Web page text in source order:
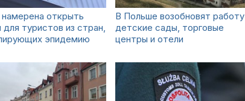
открыть
для туристов из стран,
эпидемию
В Польше возобновят работу
детские сады, торговые
центры и отели